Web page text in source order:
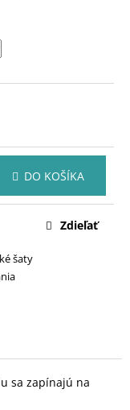
DO KOŠÍKA
šaty
Zdieľať
sa zapínajú na